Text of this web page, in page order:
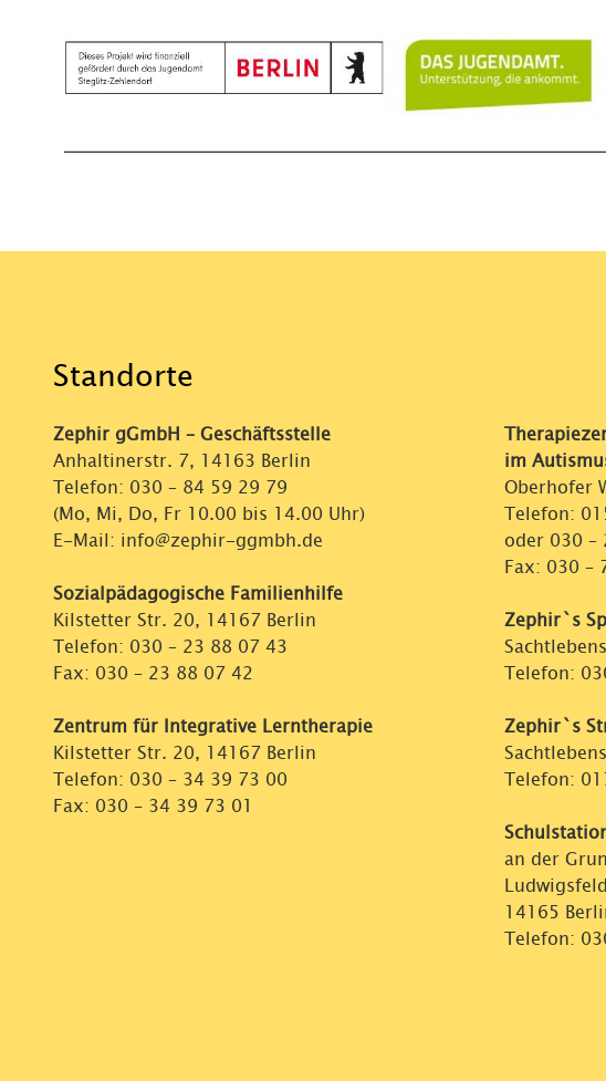
Standorte
Zephir gGmbH – Geschäftsstelle
Anhaltinerstr. 7, 14163 Berlin
Telefon: 030 – 84 59 29 79
(Mo, Mi, Do, Fr 10.00 bis 14.00 Uhr)
E-Mail: info@zephir-ggmbh.de
Sozialpädagogische Familienhilfe
Kilstetter Str. 20, 14167 Berlin
Telefon: 030 – 23 88 07 43
Fax: 030 – 23 88 07 42
Zentrum für Integrative Lerntherapie
Kilstetter Str. 20, 14167 Berlin
Telefon: 030 – 34 39 73 00
Fax: 030 – 34 39 73 01
im
Oberhofer
Telefon:
oder 030 –
Fax: 030 –
Zephir`s
Telefon:
Zephir`s
Telefon:
an der
14165
Telefon: